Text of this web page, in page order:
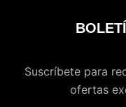
Suscríbete para
ofertas